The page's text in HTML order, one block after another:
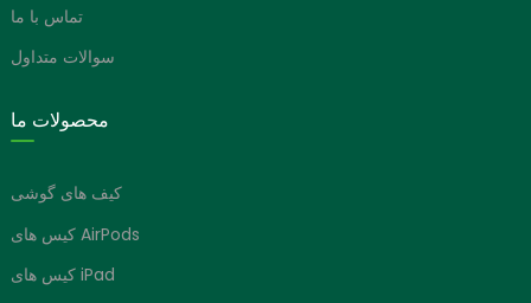
تماس با ما
سوالات متداول
محصولات ما
کیف های گوشی
کیس های AirPods
کیس های iPad